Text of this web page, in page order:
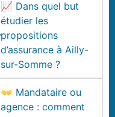
📈 Dans quel but
étudier les
propositions
d’assurance à Ailly-
sur-Somme ?
👐 Mandataire ou
agence : comment